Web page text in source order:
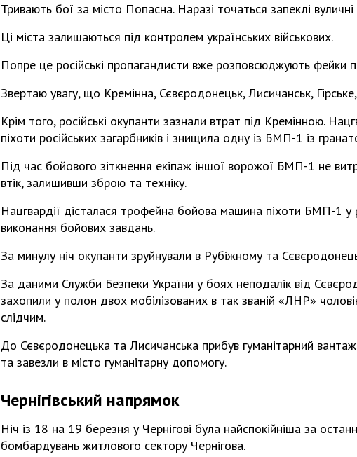
Тривають бої за місто Попасна. Наразі точаться запеклі вуличні
Ці міста залишаються під контролем українських військових.
Попре це російські пропагандисти вже розповсюджують фейки
Звертаю увагу, що Кремінна, Сєвєродонецьк, Лисичанськ,
Крім того, російські окупанти зазнали втрат під Кремінною.
піхоти російських загарбників і знищила одну із БМП-1 із
Під час бойового зіткнення екіпаж іншої ворожої БМП-1 не
втік, залишивши зброю та техніку.
Нацгвардії дісталася трофейна бойова машина піхоти БМП-1
виконання бойових завдань.
За минулу ніч окупанти зруйнували в Рубіжному та
За даними Служби Безпеки України у боях неподалік від
захопили у полон двох мобілізованих в так званій «ЛНР»
слідчим.
До Сєвєродонецька та Лисичанська прибув гуманітарний
та завезли в місто гуманітарну допомогу.
Чернігівський напрямок
Ніч із 18 на 19 березня у Чернігові була найспокійніша за
бомбардувань житлового сектору Чернігова.